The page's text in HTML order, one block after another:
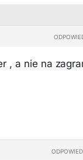
, a nie na